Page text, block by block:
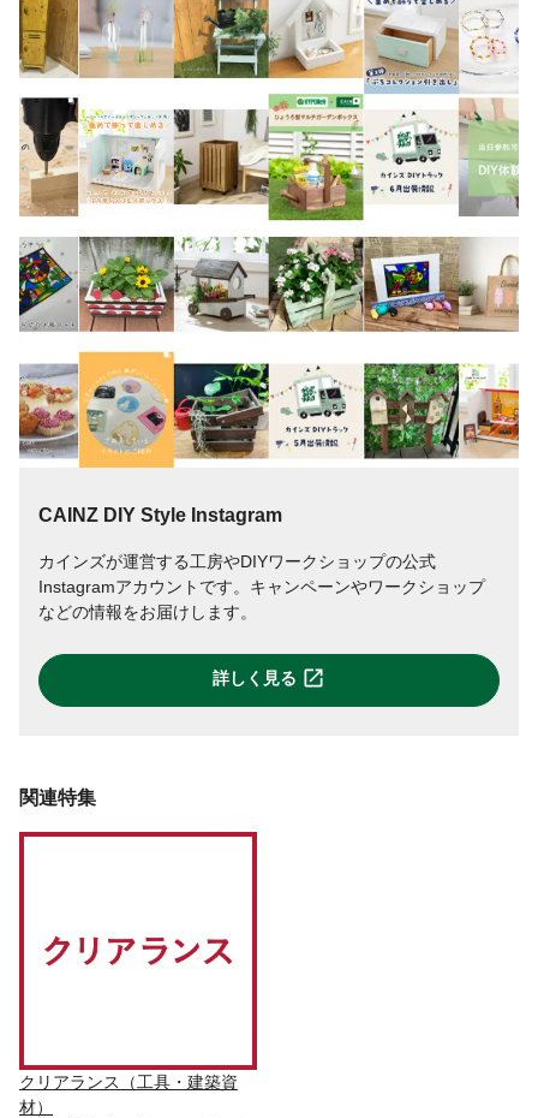
CAINZ DIY Style Instagram
カインズが運営する工房やDIYワークショップの公式
Instagramアカウントです。キャンペーンやワークショップ
などの情報をお届けします。
詳しく見る
関連特集
クリアランス（工具・建築資
材）